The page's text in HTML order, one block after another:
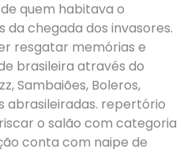
quem habitava o
chegada dos invasores.
resgatar memórias e
brasileira através do
Sambaiões, Boleros,
abrasileiradas. repertório
o salão com categoria
conta com naipe de